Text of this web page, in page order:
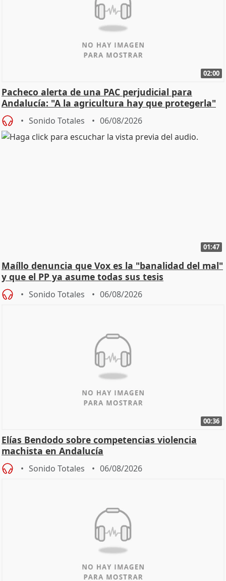
02:00
Pacheco alerta de una PAC perjudicial para
Andalucía: "A la agricultura hay que protegerla"
Sonido Totales 06/08/2026
01:47
Maíllo denuncia que Vox es la "banalidad del mal"
y que el PP ya asume todas sus tesis
Sonido Totales 06/08/2026
00:36
Elías Bendodo sobre competencias violencia
machista en Andalucía
Sonido Totales 06/08/2026